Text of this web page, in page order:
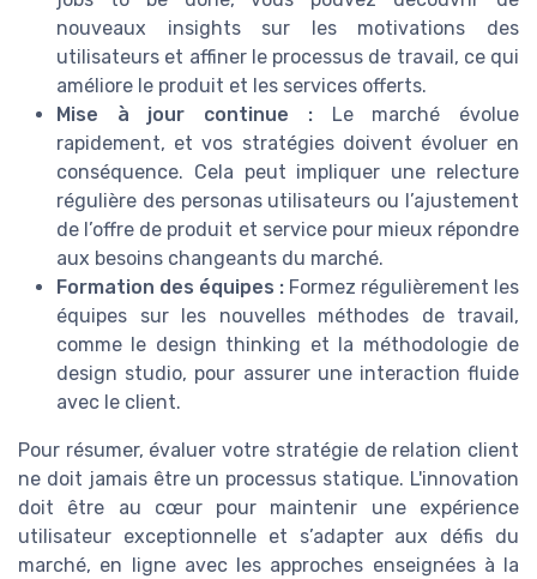
nouveaux insights sur les motivations des
utilisateurs et affiner le processus de travail, ce qui
améliore le produit et les services offerts.
Mise à jour continue :Le marché évolue
rapidement, et vos stratégies doivent évoluer en
conséquence. Cela peut impliquer une relecture
régulière des personas utilisateurs ou l’ajustement
de l’offre de produit et service pour mieux répondre
aux besoins changeants du marché.
Formation des équipes : Formez régulièrement les
équipes sur les nouvelles méthodes de travail,
comme le design thinking et la méthodologie de
design studio, pour assurer une interaction fluide
avec le client.
Pour résumer, évaluer votre stratégie de relation client
ne doit jamais être un processus statique. L'innovation
doit être au cœur pour maintenir une expérience
utilisateur exceptionnelle et s’adapter aux défis du
marché, en ligne avec les approches enseignées à la